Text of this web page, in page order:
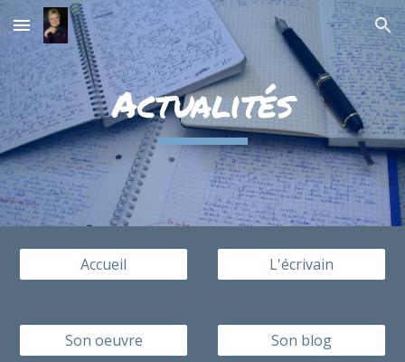
Skip to main content Skip to navigation
Actualités
Accueil L'écrivain
Son oeuvre Son blog